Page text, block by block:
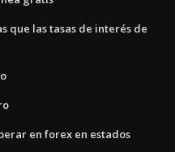
que las tasas de interés de
en forex en estados